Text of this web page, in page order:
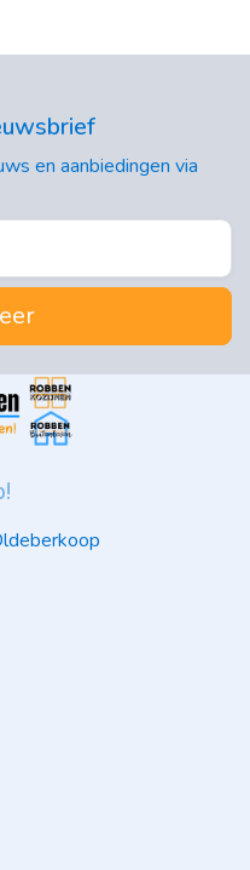
en aanbiedingen via